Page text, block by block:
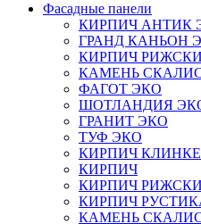
Фасадные панели
КИРПИЧ АНТИК
ГРАНД КАНЬОН
КИРПИЧ
КАМЕНЬ
ФАГОТ ЭКО
ШОТЛАНДИЯ
ГРАНИТ ЭКО
ТУФ ЭКО
КИРПИЧ
КИРПИЧ
КИРПИЧ
КИРПИЧ
КАМЕНЬ